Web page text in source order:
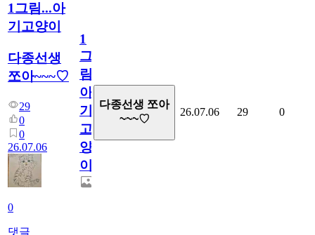
1그림...아
기고양이
다종선생
쪼아~~~♡
29
0
0
26.07.06
0
댓글
1
그
림...
아
기
고
양
이
다종선생 쪼아
~~~♡
26.07.06 29 0